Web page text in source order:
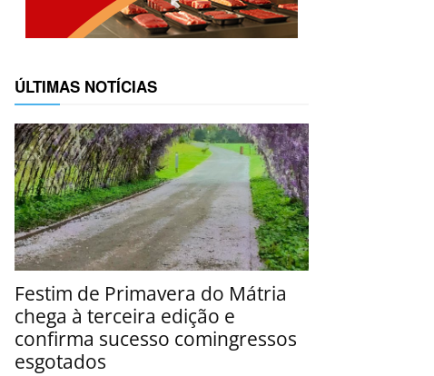
ÚLTIMAS NOTÍCIAS
Festim de Primavera do Mátria
chega à terceira edição e
confirma sucesso comingressos
esgotados